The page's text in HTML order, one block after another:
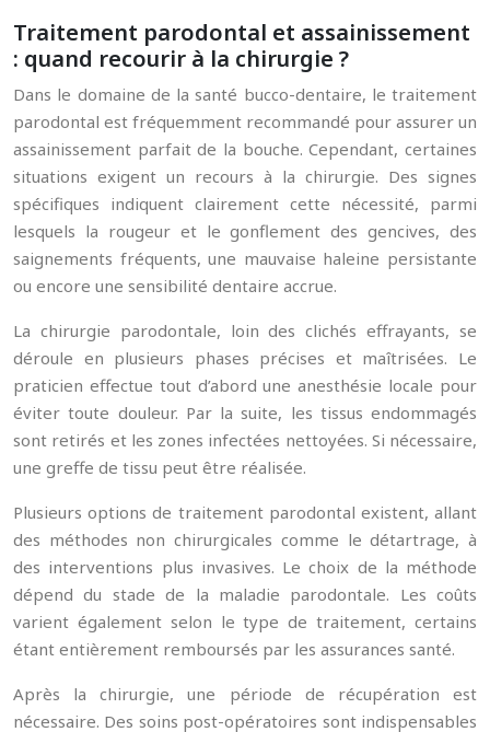
Traitement parodontal et assainissement
: quand recourir à la chirurgie ?
Dans le domaine de la santé bucco-dentaire, le traitement
parodontal est fréquemment recommandé pour assurer un
assainissement parfait de la bouche. Cependant, certaines
situations exigent un recours à la chirurgie. Des signes
spécifiques indiquent clairement cette nécessité, parmi
lesquels la rougeur et le gonflement des gencives, des
saignements fréquents, une mauvaise haleine persistante
ou encore une sensibilité dentaire accrue.
La chirurgie parodontale, loin des clichés effrayants, se
déroule en plusieurs phases précises et maîtrisées. Le
praticien effectue tout d’abord une anesthésie locale pour
éviter toute douleur. Par la suite, les tissus endommagés
sont retirés et les zones infectées nettoyées. Si nécessaire,
une greffe de tissu peut être réalisée.
Plusieurs options de traitement parodontal existent, allant
des méthodes non chirurgicales comme le détartrage, à
des interventions plus invasives. Le choix de la méthode
dépend du stade de la maladie parodontale. Les coûts
varient également selon le type de traitement, certains
étant entièrement remboursés par les assurances santé.
Après la chirurgie, une période de récupération est
nécessaire. Des soins post-opératoires sont indispensables